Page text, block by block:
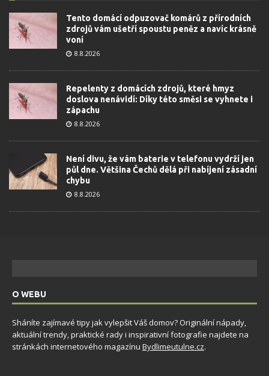
Tento domácí odpuzovač komárů z přírodních
zdrojů vám ušetří spoustu peněz a navíc krásně
voní
8.8.2026
Repelenty z domácích zdrojů, které hmyz
doslova nenávidí: Díky této směsi se vyhnete i
zápachu
8.8.2026
Není divu, že vám baterie v telefonu vydrží jen
půl dne. Většina Čechů dělá při nabíjení zásadní
chybu
8.8.2026
O WEBU
Sháníte zajímavé tipy jak vylepšit Váš domov? Originální nápady,
aktuální trendy, praktické rady i inspirativní fotografie najdete na
stránkách internetového magazínu Bydlimeutulne.cz.